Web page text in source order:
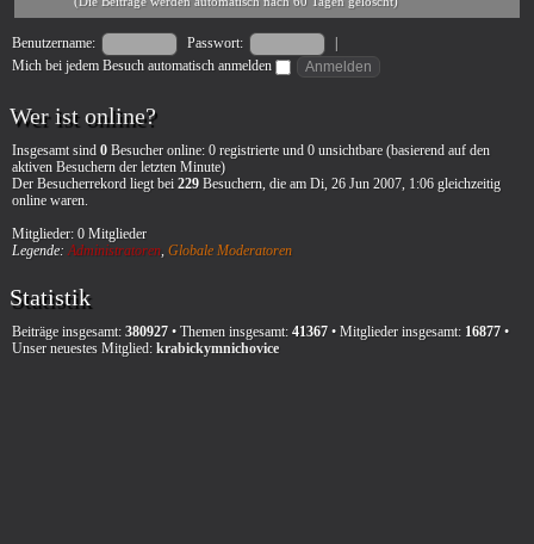
Benutzername: Passwort:
|
Mich bei jedem Besuch automatisch anmelden
Wer ist online?
Insgesamt sind 0 Besucher online: 0 registrierte und 0 unsichtbare (basierend auf den
aktiven Besuchern der letzten Minute)
Der Besucherrekord liegt bei 229 Besuchern, die am Di, 26 Jun 2007, 1:06 gleichzeitig
online waren.
Mitglieder: 0 Mitglieder
Legende:Administratoren, Globale Moderatoren
Statistik
Beiträge insgesamt: 380927 • Themen insgesamt: 41367 • Mitglieder insgesamt: 16877 •
Unser neuestes Mitglied: krabickymnichovice